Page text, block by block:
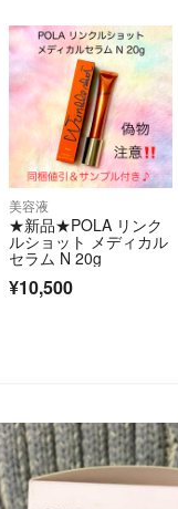
美容液
★新品★POLA リンク
ルショット メディカル
セラム N 20g
¥10,500